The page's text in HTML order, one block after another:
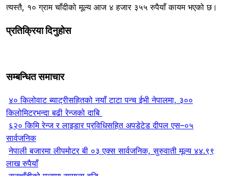
त्यस्तै, १० ग्राम चाँदीको मूल्य आज ४ हजार ३५५ रुपैयाँ कायम भएको छ।
प्रतिक्रिया दिनुहोस
सम्बन्धित समाचार
४० किलोवाट ब्याट्रीसहितको नयाँ टाटा पन्च ईभी नेपालमा, ३००
किलोमिटरभन्दा बढी रेन्जको दाबि
६२० किमि रेन्ज र लाइडार प्रविधिसहित अपडेटेड दीपल एस–०५
सार्वजनिक
नेपाली बजारमा लीपमोटर बी ०३ एक्स सार्वजनिक, सुरुवाती मूल्य ४४.९९
लाख रुपैयाँ